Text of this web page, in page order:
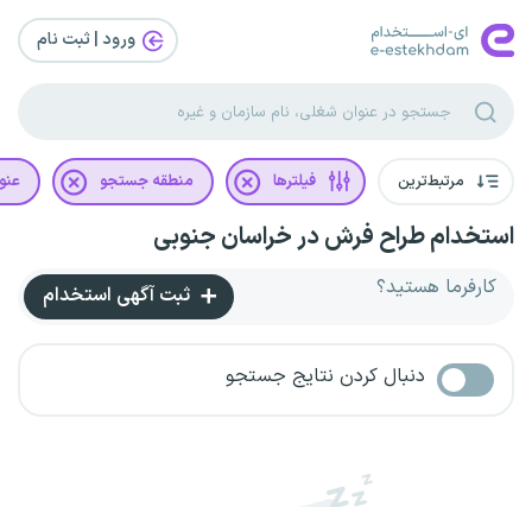
ورود | ثبت‌ نام
مرتبط‌ترین فیلترها منطقه جستجو
استخدام طراح فرش در خراسان جنوبی
کارفرما هستید؟ ثبت آگهی استخدام
دنبال کردن نتایج جستجو